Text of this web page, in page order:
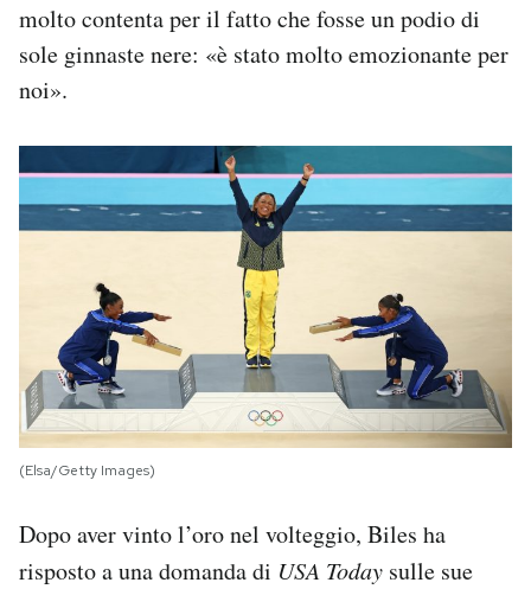
molto contenta per il fatto che fosse un podio di
sole ginnaste nere: «è stato molto emozionante per
noi».
(Elsa/Getty Images)
Dopo aver vinto l’oro nel volteggio, Biles ha
risposto a una domanda di USA Today sulle sue